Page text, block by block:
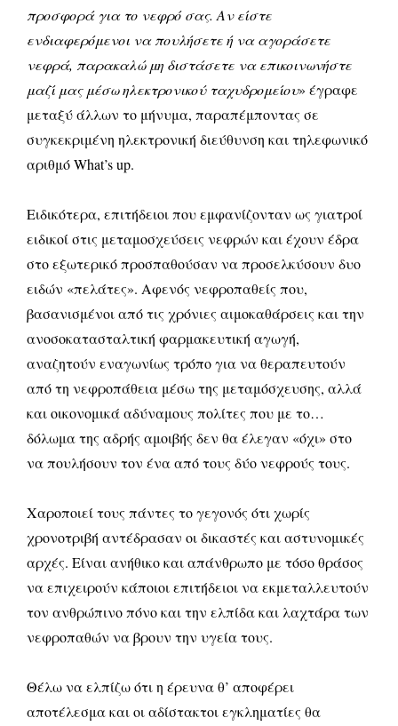
προσφορά για το νεφρό σας. Αν είστε
ενδιαφερόμενοι να πουλήσετε ή να αγοράσετε
νεφρά, παρακαλώ μη διστάσετε να επικοινωνήστε
μαζί μας μέσω ηλεκτρονικού ταχυδρομείου» έγραφε
μεταξύ άλλων το μήνυμα, παραπέμποντας σε
συγκεκριμένη ηλεκτρονική διεύθυνση και τηλεφωνικό
αριθμό What’s up.
Ειδικότερα, επιτήδειοι που εμφανίζονταν ως γιατροί
ειδικοί στις μεταμοσχεύσεις νεφρών και έχουν έδρα
στο εξωτερικό προσπαθούσαν να προσελκύσουν δυο
ειδών «πελάτες». Αφενός νεφροπαθείς που,
βασανισμένοι από τις χρόνιες αιμοκαθάρσεις και την
ανοσοκατασταλτική φαρμακευτική αγωγή,
αναζητούν εναγωνίως τρόπο για να θεραπευτούν
από τη νεφροπάθεια μέσω της μεταμόσχευσης, αλλά
και οικονομικά αδύναμους πολίτες που με το…
δόλωμα της αδρής αμοιβής δεν θα έλεγαν «όχι» στο
να πουλήσουν τον ένα από τους δύο νεφρούς τους.
Χαροποιεί τους πάντες το γεγονός ότι χωρίς
χρονοτριβή αντέδρασαν οι δικαστές και αστυνομικές
αρχές. Είναι ανήθικο και απάνθρωπο με τόσο θράσος
να επιχειρούν κάποιοι επιτήδειοι να εκμεταλλευτούν
τον ανθρώπινο πόνο και την ελπίδα και λαχτάρα των
νεφροπαθών να βρουν την υγεία τους.
Θέλω να ελπίζω ότι η έρευνα θ’ αποφέρει
αποτέλεσμα και οι αδίστακτοι εγκληματίες θα